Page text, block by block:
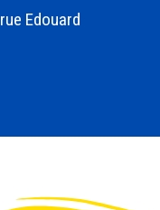
Edouard